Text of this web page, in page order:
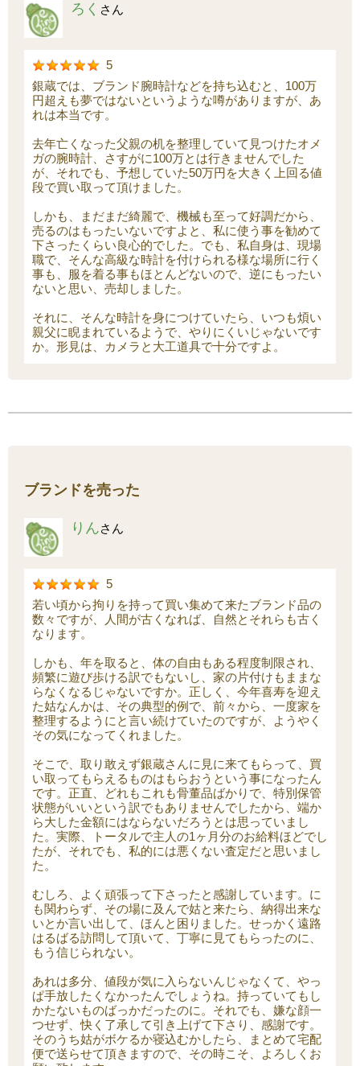
ろく さん
5
銀蔵では、ブランド腕時計などを持ち込むと、100万
円超えも夢ではないというような噂がありますが、あ
れは本当です。
去年亡くなった父親の机を整理していて見つけたオメ
ガの腕時計、さすがに100万とは行きませんでした
が、それでも、予想していた50万円を大きく上回る値
段で買い取って頂けました。
しかも、まだまだ綺麗で、機械も至って好調だから、
売るのはもったいないですよと、私に使う事を勧めて
下さったくらい良心的でした。でも、私自身は、現場
職で、そんな高級な時計を付けられる様な場所に行く
事も、服を着る事もほとんどないので、逆にもったい
ないと思い、売却しました。
それに、そんな時計を身につけていたら、いつも煩い
親父に睨まれているようで、やりにくいじゃないです
か。形見は、カメラと大工道具で十分ですよ。
ブランドを売った
りんさん
5
若い頃から拘りを持って買い集めて来たブランド品の
数々ですが、人間が古くなれば、自然とそれらも古く
なります。
しかも、年を取ると、体の自由もある程度制限され、
頻繁に遊び歩ける訳でもないし、家の片付けもままな
らなくなるじゃないですか。正しく、今年喜寿を迎え
た姑なんかは、その典型的例で、前々から、一度家を
整理するようにと言い続けていたのですが、ようやく
その気になってくれました。
そこで、取り敢えず銀蔵さんに見に来てもらって、買
い取ってもらえるものはもらおうという事になったん
です。正直、どれもこれも骨董品ばかりで、特別保管
状態がいいという訳でもありませんでしたから、端か
ら大した金額にはならないだろうとは思っていまし
た。実際、トータルで主人の1ヶ月分のお給料ほどでし
たが、それでも、私的には悪くない査定だと思いまし
た。
むしろ、よく頑張って下さったと感謝しています。に
も関わらず、その場に及んで姑と来たら、納得出来な
いとか言い出して、ほんと困りました。せっかく遠路
はるばる訪問して頂いて、丁寧に見てもらったのに、
もう信じられない。
あれは多分、値段が気に入らないんじゃなくて、やっ
ぱ手放したくなかったんでしょうね。持っていてもし
かたないものばっかだったのに。それでも、嫌な顔一
つせず、快く了承して引き上げて下さり、感謝です。
そのうち姑がボケるか寝込むかしたら、まとめて宅配
便で送らせて頂きますので、その時こそ、よろしくお